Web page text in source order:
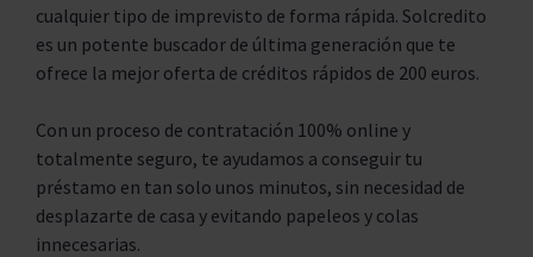
cualquier tipo de imprevisto de forma rápida. Solcredito
es un potente buscador de última generación que te
ofrece la mejor oferta de créditos rápidos de 200 euros.
Con un proceso de contratación 100% online y
totalmente seguro, te ayudamos a conseguir tu
préstamo en tan solo unos minutos, sin necesidad de
desplazarte de casa y evitando papeleos y colas
innecesarias.